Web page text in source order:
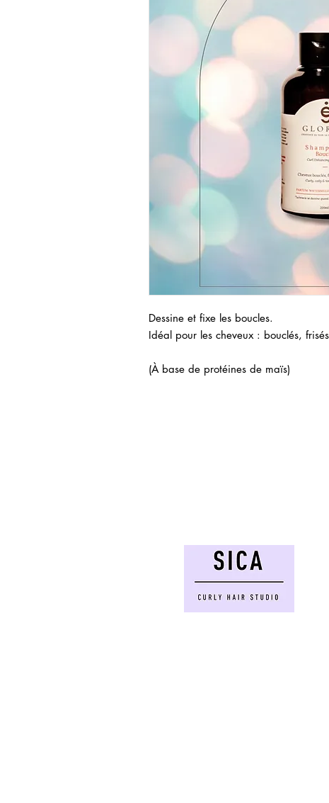
Dessine et fixe les boucles.
Idéal pour les cheveux : bouclés,
(À base de protéines de maïs)